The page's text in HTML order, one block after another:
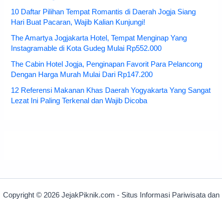
10 Daftar Pilihan Tempat Romantis di Daerah Jogja Siang
Hari Buat Pacaran, Wajib Kalian Kunjungi!
The Amartya Jogjakarta Hotel, Tempat Menginap Yang
Instagramable di Kota Gudeg Mulai Rp552.000
The Cabin Hotel Jogja, Penginapan Favorit Para Pelancong
Dengan Harga Murah Mulai Dari Rp147.200
12 Referensi Makanan Khas Daerah Yogyakarta Yang Sangat
Lezat Ini Paling Terkenal dan Wajib Dicoba
Copyright © 2026 JejakPiknik.com - Situs Informasi Pariwisata dan